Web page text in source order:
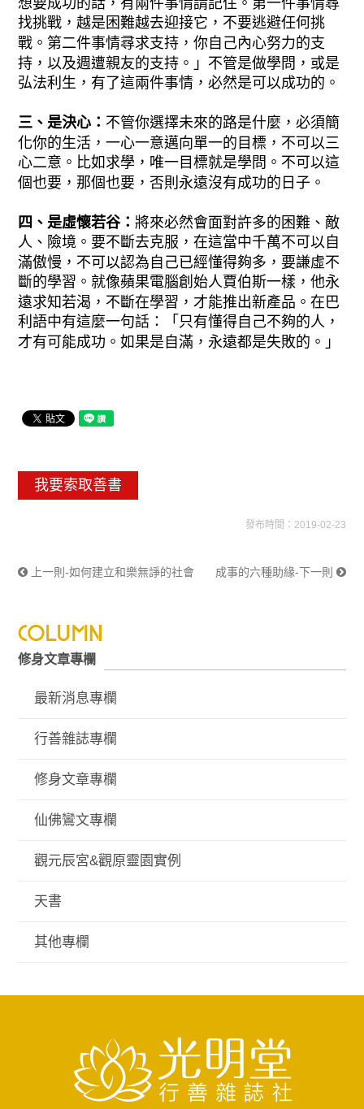
找挑戰，越是困難越去迎接它，不要逃避任何挑
戰。第二件事情尋求支持，你自己內心努力的支
持，以及週遭親友的支持。」不管是做學問，或是
弘法利生，有了這兩件事情，必然是可以成功的。
三 、 是決心 ： 不管你選擇未來的路是什麼，必須簡
化你的生活，一心一意邁向單一的目標，不可以三
心二意。比如求學，唯一目標就是學問。不可以這
個也要，那個也要，否則永遠沒有成功的日子。
四、是虛懷若谷：將來必然會面對許多的困難、敵
人、險境。要不斷去克服，在這當中千萬不可以自
滿傲慢，不可以認為自己已經懂得夠多，要謙虛不
斷的學習。就像蘋果電腦創始人賈伯斯一樣，他永
遠求知若渴，不斷在學習，才能推出新產品。在巴
利語中有這麼一句話：「只有懂得自己不夠的人，
才有可能成功。如果是自滿，永遠都是失敗的。」
我要索取善書
發布時間：2019-02-23
上一則-如何建立和樂無諍的社會 成事的六種助緣-下一則
修身文章專欄
最新消息專欄
行善雜誌專欄
修身文章專欄
仙佛鸞文專欄
觀元辰宮&觀原靈園實例
天書
其他專欄